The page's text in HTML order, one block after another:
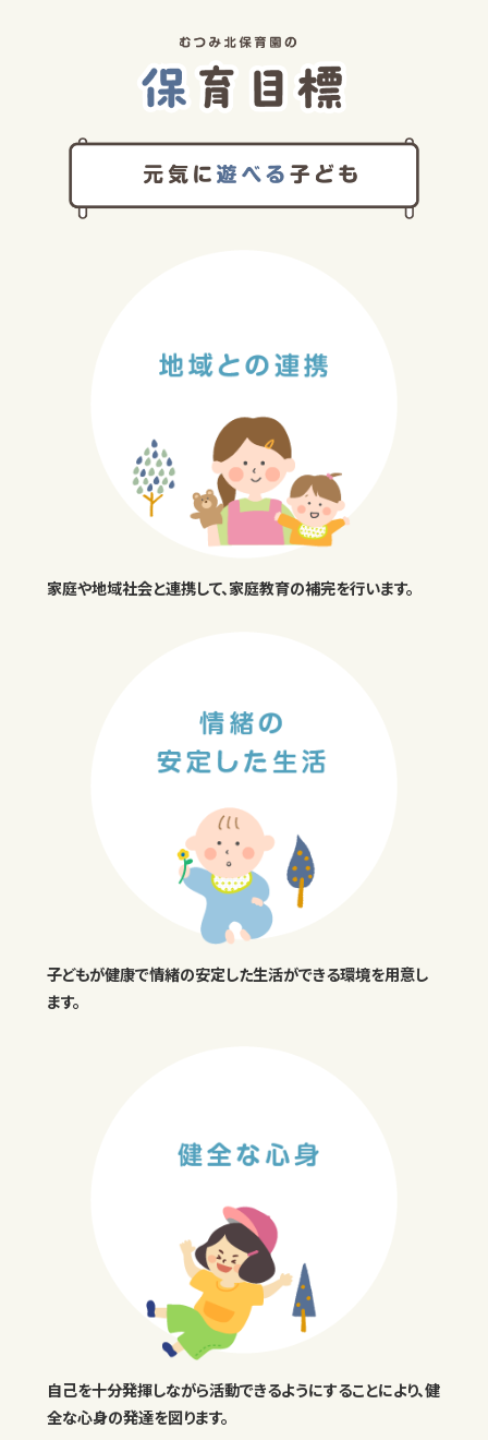
家庭や地域社会と連携して、家庭教育の補完を行います。
子どもが健康で情緒の安定した生活ができる環境を用意し
ます。
自己を十分発揮しながら活動できるようにすることにより、健
全な心身の発達を図ります。